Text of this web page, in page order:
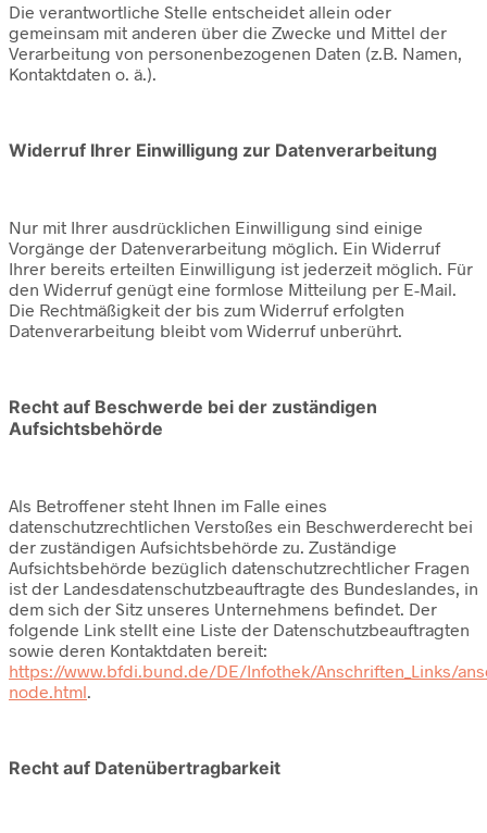
Die verantwortliche Stelle entscheidet allein oder
gemeinsam mit anderen über die Zwecke und Mittel der
Verarbeitung von personenbezogenen Daten (z.B. Namen,
Kontaktdaten o. ä.).
Widerruf Ihrer Einwilligung zur Datenverarbeitung
Nur mit Ihrer ausdrücklichen Einwilligung sind einige
Vorgänge der Datenverarbeitung möglich. Ein Widerruf
Ihrer bereits erteilten Einwilligung ist jederzeit möglich. Für
den Widerruf genügt eine formlose Mitteilung per E-Mail.
Die Rechtmäßigkeit der bis zum Widerruf erfolgten
Datenverarbeitung bleibt vom Widerruf unberührt.
Recht auf Beschwerde bei der zuständigen
Aufsichtsbehörde
Als Betroffener steht Ihnen im Falle eines
datenschutzrechtlichen Verstoßes ein Beschwerderecht bei
der zuständigen Aufsichtsbehörde zu. Zuständige
Aufsichtsbehörde bezüglich datenschutzrechtlicher Fragen
ist der Landesdatenschutzbeauftragte des Bundeslandes, in
dem sich der Sitz unseres Unternehmens befindet. Der
folgende Link stellt eine Liste der Datenschutzbeauftragten
sowie deren Kontaktdaten bereit:
https://www.bfdi.bund.de/DE/Infothek/Anschriften_Links/
node.html.
Recht auf Datenübertragbarkeit